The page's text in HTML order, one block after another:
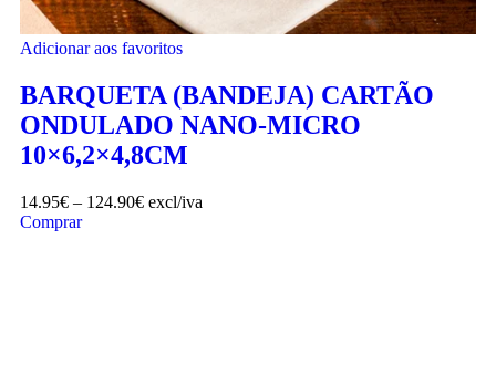
Adicionar aos favoritos
BARQUETA (BANDEJA) CARTÃO
ONDULADO NANO-MICRO
10×6,2×4,8CM
14.95€ – 124.90€ excl/iva
Comprar